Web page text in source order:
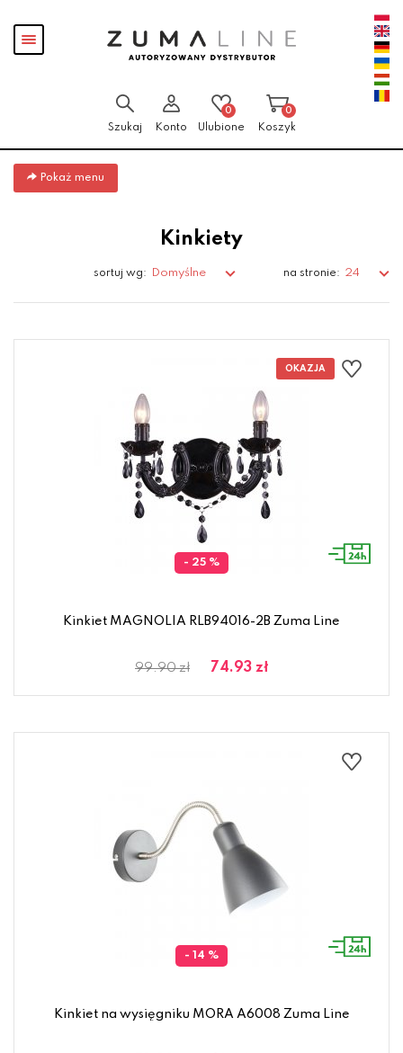
Pokaż
menu
Szukaj Konto
0
Ulubione
0
Koszyk
Pokaż menu
Kinkiety
sortuj wg: Domyślne na stronie: 24
- 25 %
Kinkiet MAGNOLIA RLB94016-2B Zuma Line
99.90 zł 74.93 zł
- 14 %
Kinkiet na wysięgniku MORA A6008 Zuma Line